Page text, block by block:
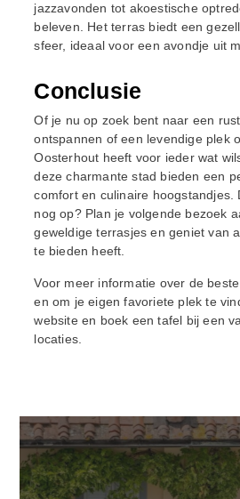
jazzavonden tot akoestische
beleven. Het terras biedt een
sfeer, ideaal voor een avondje uit
Conclusie
Of je nu op zoek bent naar een
ontspannen of een levendige plek
Oosterhout heeft voor ieder wat
deze charmante stad bieden een
comfort en culinaire hoogstandjes.
nog op? Plan je volgende bezoek
geweldige terrasjes en geniet van
te bieden heeft.
Voor meer informatie over de
en om je eigen favoriete plek te
website en boek een tafel bij een
locaties.